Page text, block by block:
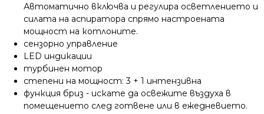
Автоматично включва и регулира осветлението и
силата на аспиратора спрямо настроената
мощност на котлоните.
сензорно управление
LED индикации
турбинен мотор
степени на мощност: 3 + 1 интензивна
функция бриз - искате да освежите въздуха в
помещението след готвене или в ежедневието.